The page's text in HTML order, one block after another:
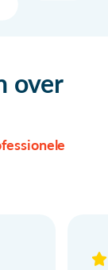
over